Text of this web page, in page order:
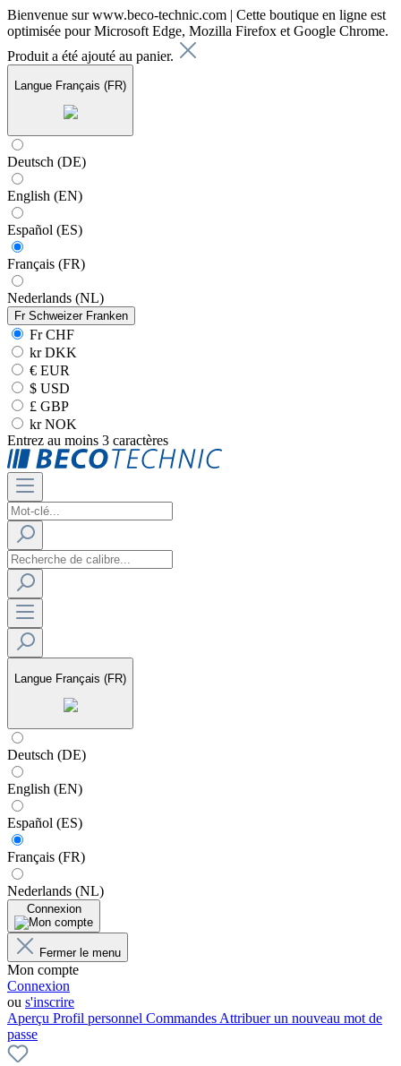
Bienvenue sur www.beco-technic.com | Cette boutique en ligne est
optimisée pour Microsoft Edge, Mozilla Firefox et Google Chrome.
Produit a été ajouté au panier.
Langue Français (FR)
Deutsch (DE)
English (EN)
Español (ES)
Français (FR)
Nederlands (NL)
Fr Schweizer Franken
Fr CHF
kr DKK
€ EUR
$ USD
£ GBP
kr NOK
Entrez au moins 3 caractères
Langue Français (FR)
Deutsch (DE)
English (EN)
Español (ES)
Français (FR)
Nederlands (NL)
Connexion
Fermer le menu
Mon compte
Connexion
ou s'inscrire
Aperçu Profil personnel Commandes Attribuer un nouveau mot de
passe